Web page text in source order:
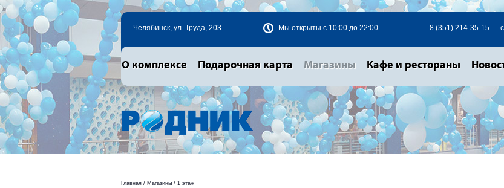
Челябинск, ул. Труда, 203 Мы открыты с 10:00 до 22:00 8 (351) 214-35-15 —
О комплексе Подарочная карта Магазины Кафе и рестораны
Главная/ Магазины/ 1 этаж